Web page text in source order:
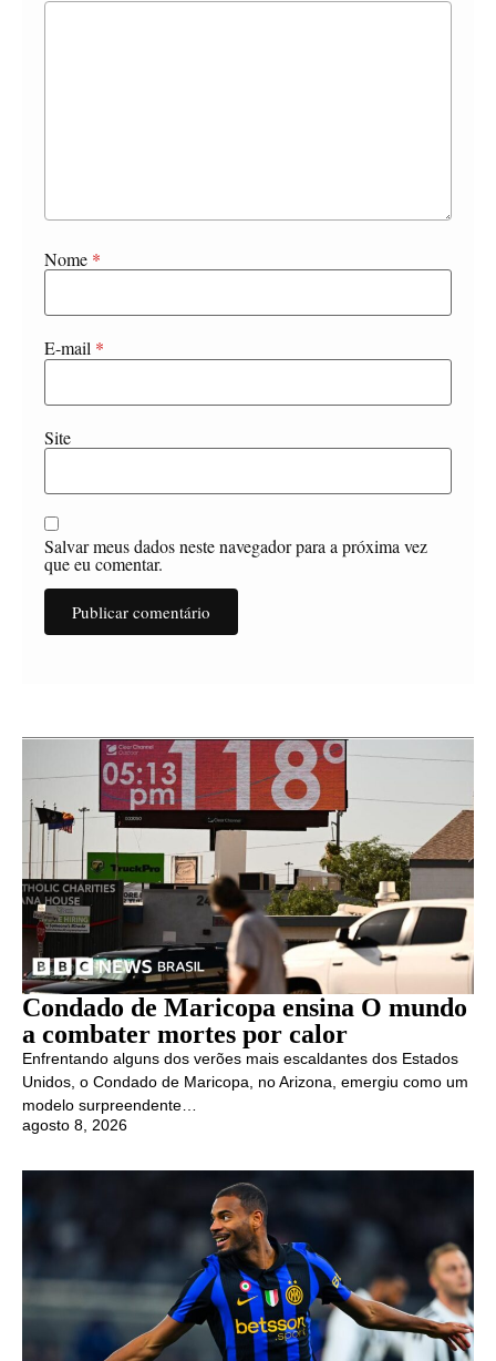
Nome *
E-mail *
Site
Salvar meus dados neste navegador para a próxima vez
que eu comentar.
Condado de Maricopa ensina O mundo
a combater mortes por calor
Enfrentando alguns dos verões mais escaldantes dos Estados
Unidos, o Condado de Maricopa, no Arizona, emergiu como um
modelo surpreendente…
agosto 8, 2026